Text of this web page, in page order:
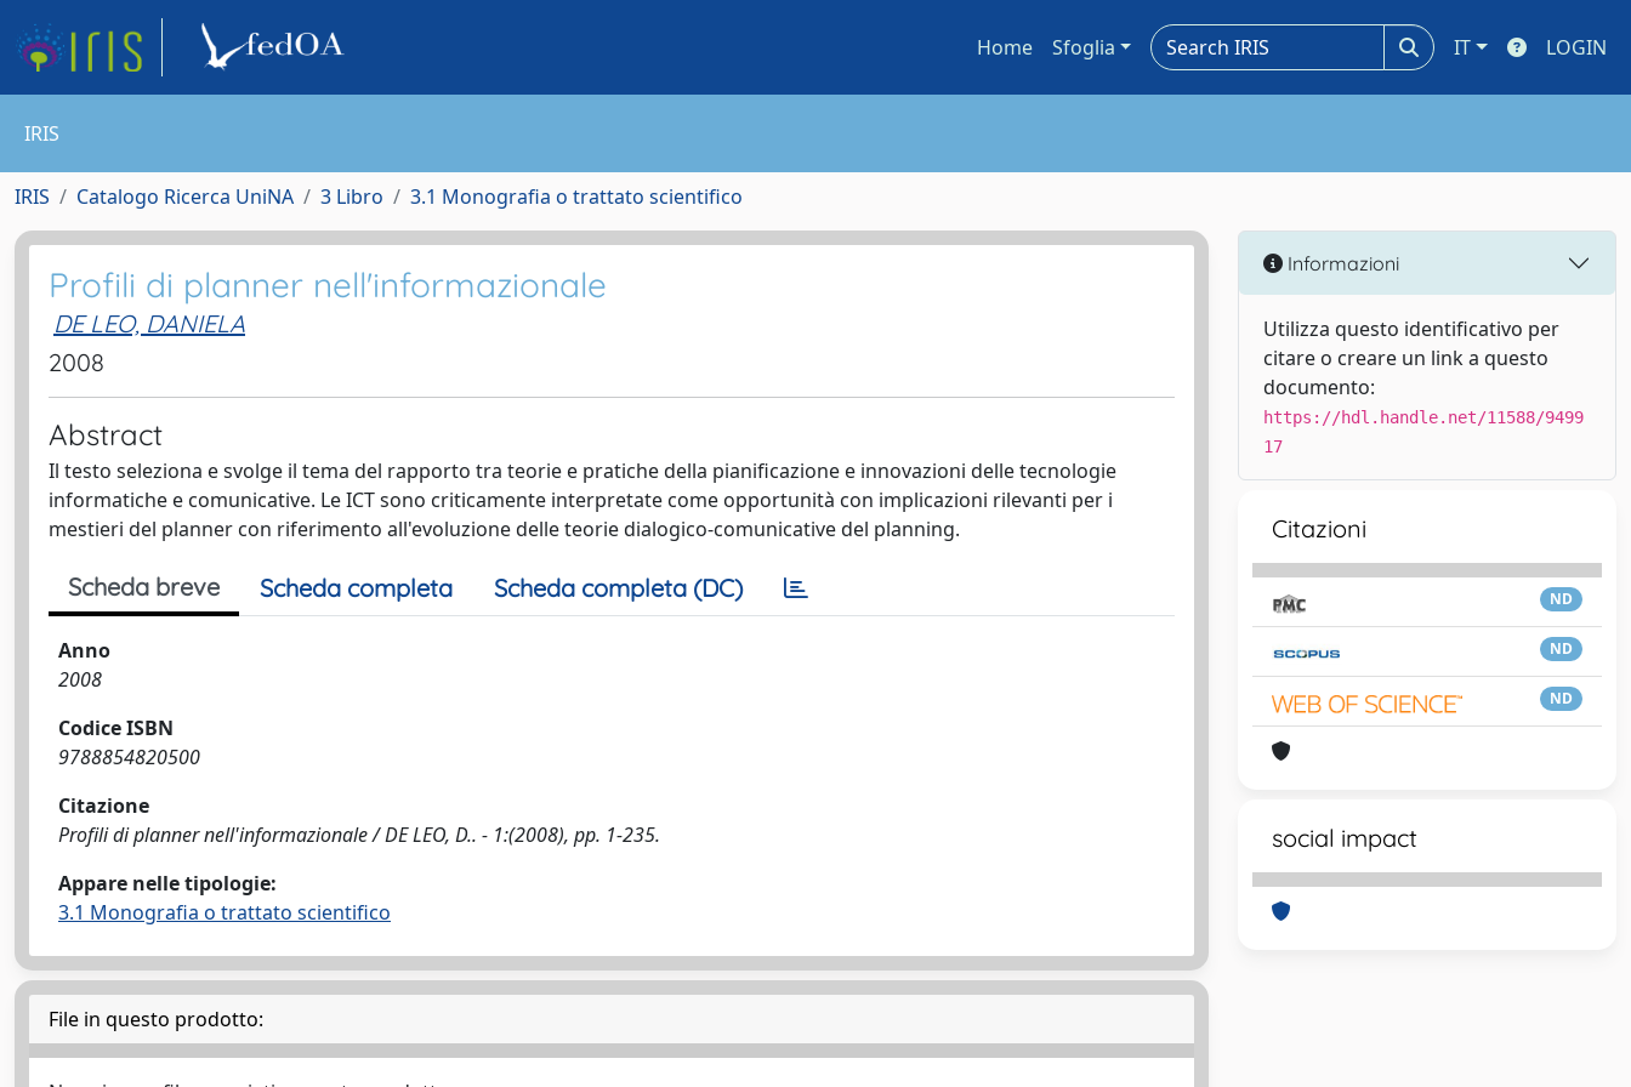
Home Sfoglia IT LOGIN
IRIS
IRIS Catalogo Ricerca UniNA 3 Libro 3.1 Monografia o trattato scientifico
Profili di planner nell'informazionale
DE LEO, DANIELA
2008
Abstract
Il testo seleziona e svolge il tema del rapporto tra teorie e pratiche della pianificazione e innovazioni delle tecnologie
informatiche e comunicative. Le ICT sono criticamente interpretate come opportunità con implicazioni rilevanti per i
mestieri del planner con riferimento all'evoluzione delle teorie dialogico-comunicative del planning.
Scheda breve Scheda completa Scheda completa (DC)
Anno
2008
Codice ISBN
9788854820500
Citazione
Profili di planner nell'informazionale / DE LEO, D.. - 1:(2008), pp. 1-235.
Appare nelle tipologie:
3.1 Monografia o trattato scientifico
File in questo prodotto:
Informazioni
Utilizza questo identificativo per
citare o creare un link a questo
documento:
https://hdl.handle.net/11588/9499
17
Citazioni
ND
ND
ND
social impact